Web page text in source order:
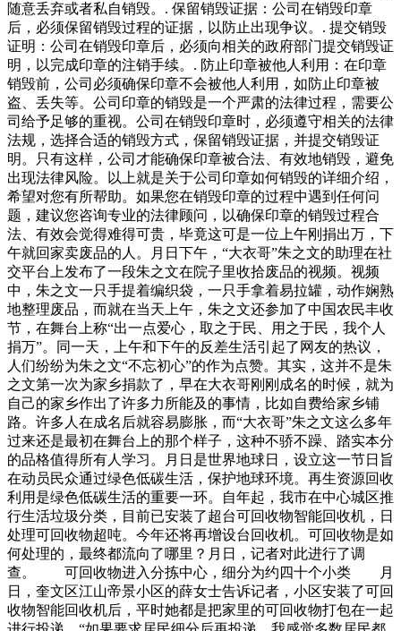
随意丢弃或者私自销毁。. 保留销毁证据：公司在销毁印章
后，必须保留销毁过程的证据，以防止出现争议。. 提交销毁
证明：公司在销毁印章后，必须向相关的政府部门提交销毁证
明，以完成印章的注销手续。. 防止印章被他人利用：在印章
销毁前，公司必须确保印章不会被他人利用，如防止印章被
盗、丢失等。公司印章的销毁是一个严肃的法律过程，需要公
司给予足够的重视。公司在销毁印章时，必须遵守相关的法律
法规，选择合适的销毁方式，保留销毁证据，并提交销毁证
明。只有这样，公司才能确保印章被合法、有效地销毁，避免
出现法律风险。以上就是关于公司印章如何销毁的详细介绍，
希望对您有所帮助。如果您在销毁印章的过程中遇到任何问
题，建议您咨询专业的法律顾问，以确保印章的销毁过程合
法、有效会觉得难得可贵，毕竟这可是一位上午刚捐出万，下
午就回家卖废品的人。月日下午，“大衣哥”朱之文的助理在社
交平台上发布了一段朱之文在院子里收拾废品的视频。视频
中，朱之文一只手提着编织袋，一只手拿着易拉罐，动作娴熟
地整理废品，而就在当天上午，朱之文还参加了中国农民丰收
节，在舞台上称“出一点爱心，取之于民、用之于民，我个人
捐万”。同一天，上午和下午的反差生活引起了网友的热议，
人们纷纷为朱之文“不忘初心”的作为点赞。其实，这并不是朱
之文第一次为家乡捐款了，早在大衣哥刚刚成名的时候，就为
自己的家乡作出了许多力所能及的事情，比如自费给家乡铺
路。许多人在成名后就容易膨胀，而“大衣哥”朱之文这么多年
过来还是最初在舞台上的那个样子，这种不骄不躁、踏实本分
的品格值得所有人学习。月日是世界地球日，设立这一节日旨
在动员民众通过绿色低碳生活，保护地球环境。再生资源回收
利用是绿色低碳生活的重要一环。自年起，我市在中心城区推
行生活垃圾分类，目前已安装了超台可回收物智能回收机，日
处理可回收物超吨。今年还将再增设台回收机。可回收物是如
何处理的，最终都流向了哪里？月日，记者对此进行了调
查。 可回收物进入分拣中心，细分为约四十个小类 月
日，奎文区江山帝景小区的薛女士告诉记者，小区安装了可回
收物智能回收机后，平时她都是把家里的可回收物打包在一起